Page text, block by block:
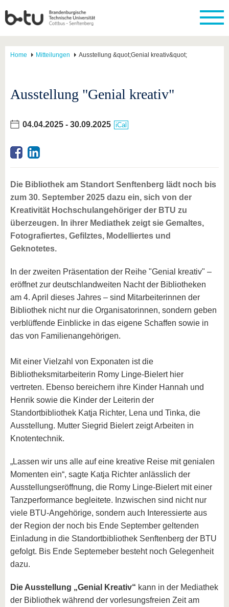
Home Mitteilungen Ausstellung &quot;Genial kreativ&quot;
Ausstellung "Genial kreativ"
04.04.2025 - 30.09.2025 iCal
Die Bibliothek am Standort Senftenberg lädt noch bis
zum 30. September 2025 dazu ein, sich von der
Kreativität Hochschulangehöriger der BTU zu
überzeugen. In ihrer Mediathek zeigt sie Gemaltes,
Fotografiertes, Gefilztes, Modelliertes und
Geknotetes.
In der zweiten Präsentation der Reihe "Genial kreativ" –
eröffnet zur deutschlandweiten Nacht der Bibliotheken
am 4. April dieses Jahres – sind Mitarbeiterinnen der
Bibliothek nicht nur die Organisatorinnen, sondern geben
verblüffende Einblicke in das eigene Schaffen sowie in
das von Familienangehörigen.
Mit einer Vielzahl von Exponaten ist die
Bibliotheksmitarbeiterin Romy Linge-Bielert hier
vertreten. Ebenso bereichern ihre Kinder Hannah und
Henrik sowie die Kinder der Leiterin der
Standortbibliothek Katja Richter, Lena und Tinka, die
Ausstellung. Mutter Siegrid Bielert zeigt Arbeiten in
Knotentechnik.
„Lassen wir uns alle auf eine kreative Reise mit genialen
Momenten ein“, sagte Katja Richter anlässlich der
Ausstellungseröffnung, die Romy Linge-Bielert mit einer
Tanzperformance begleitete. Inzwischen sind nicht nur
viele BTU-Angehörige, sondern auch Interessierte aus
der Region der noch bis Ende September geltenden
Einladung in die Standortbibliothek Senftenberg der BTU
gefolgt. Bis Ende Septemeber besteht noch Gelegenheit
dazu.
Die Ausstellung „Genial Kreativ“ kann in der Mediathek
der Bibliothek während der vorlesungsfreien Zeit am